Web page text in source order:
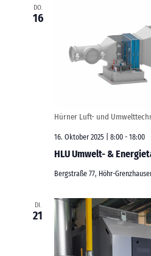
DO.
16
Hürner Luft- und
HLU Umwelt- &
16. Oktober 2025 | 8:00 - 18:00
Bergstraße 77, Höhr-
DI.
21